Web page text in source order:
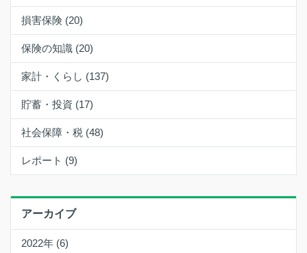
損害保険 (20)
保険の知識 (20)
家計・くらし (137)
貯蓄・投資 (17)
社会保障・税 (48)
レポート (9)
アーカイブ
2022年 (6)